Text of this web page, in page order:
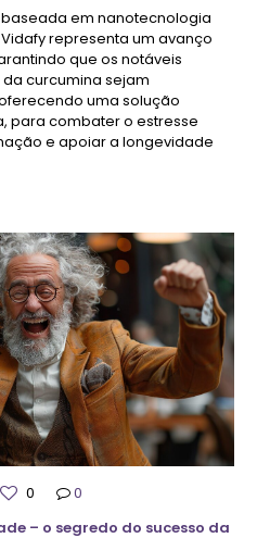
em nanotecnologia
representa um avanço
que os notáveis
curcumina sejam
uma solução
para combater o estresse
e apoiar a longevidade
0
0
– o segredo do sucesso da